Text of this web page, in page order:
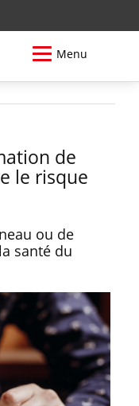
Menu
de
le risque
ou de
santé du